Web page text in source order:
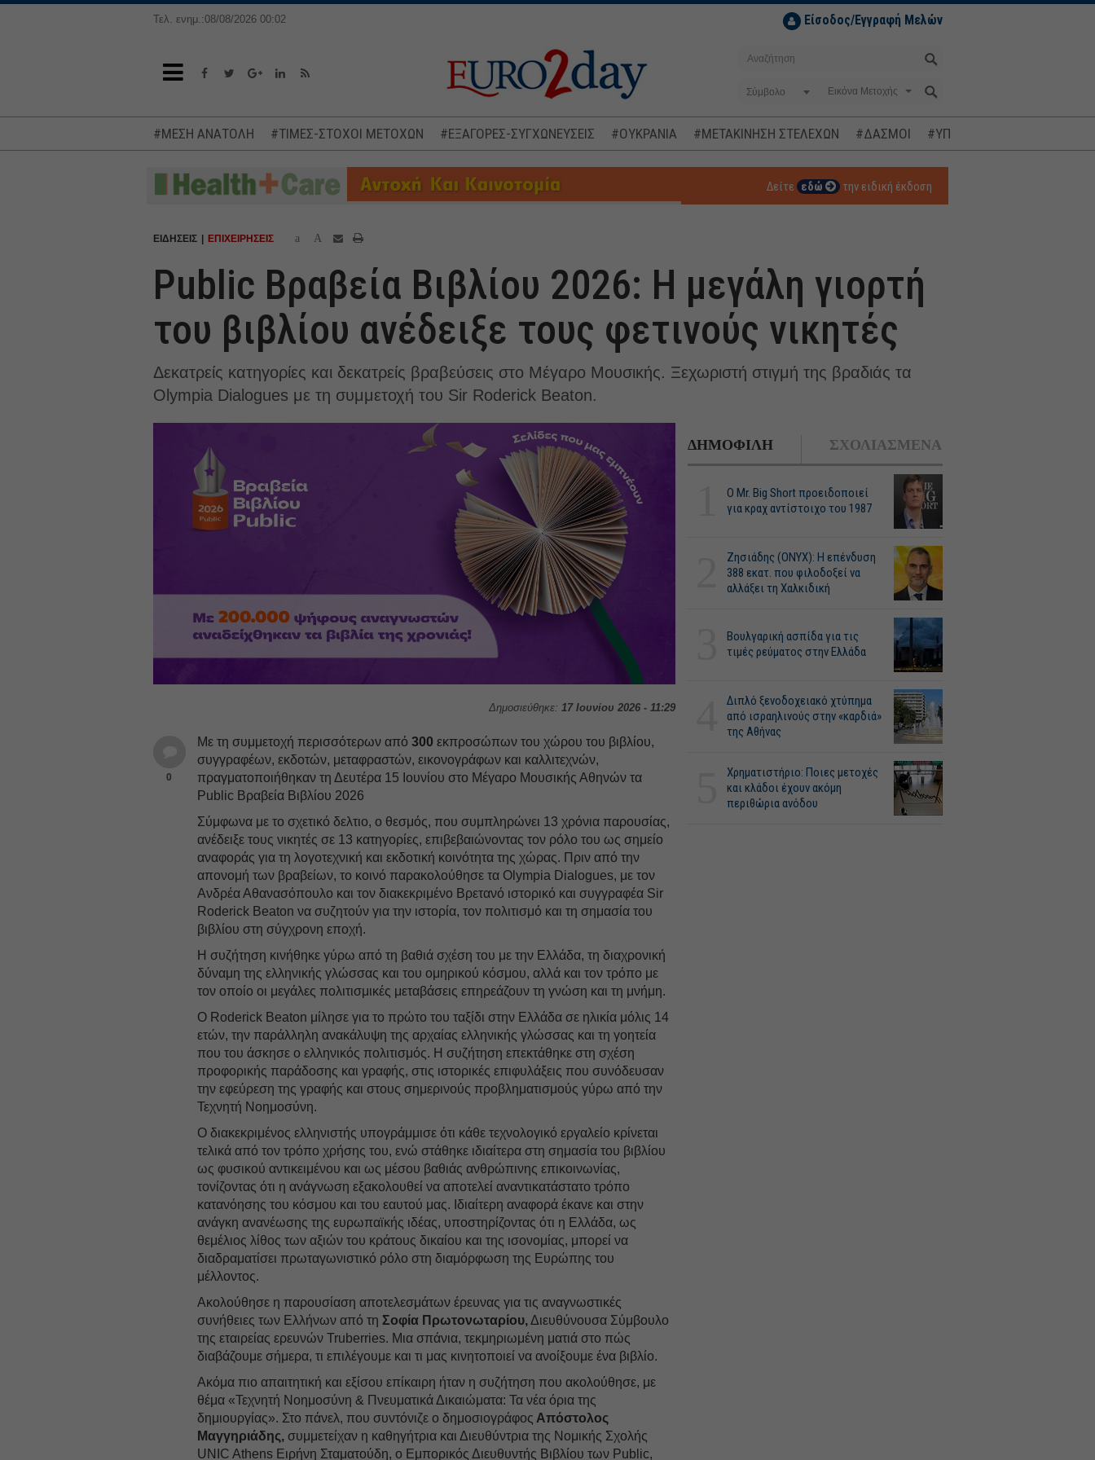
Τελ. ενημ.:08/08/2026 00:02 Είσοδος/Εγγραφή Μελών
Σύμβολο
#ΜΕΣΗ ΑΝΑΤΟΛΗ #ΤΙΜΕΣ-ΣΤΟΧΟΙ ΜΕΤΟΧΩΝ #ΕΞΑΓΟΡΕΣ-ΣΥΓΧΩΝΕΥΣΕΙΣ #ΟΥΚΡΑΝΙΑ #ΜΕΤΑΚΙΝΗΣΗ ΣΤΕΛΕΧΩΝ #ΔΑΣΜΟΙ #ΥΠΟΚΛΟΠΕΣ
Δείτε εδώ την ειδική έκδοση
ΕΙΔΗΣΕΙΣ ΕΠΙΧΕΙΡΗΣΕΙΣ a A
Public Βραβεία Βιβλίου 2026: Η μεγάλη γιορτή
του βιβλίου ανέδειξε τους φετινούς νικητές
Δεκατρείς κατηγορίες και δεκατρείς βραβεύσεις στο Μέγαρο Μουσικής. Ξεχωριστή στιγμή της βραδιάς τα
Olympia Dialogues με τη συμμετοχή του Sir Roderick Beaton.
Δημοσιεύθηκε: 17 Ιουνίου 2026 - 11:29
0
Με τη συμμετοχή περισσότερων από300 εκπροσώπων του χώρου του βιβλίου,
συγγραφέων, εκδοτών, μεταφραστών, εικονογράφων και καλλιτεχνών,
πραγματοποιήθηκαν τη Δευτέρα 15 Ιουνίου στο Μέγαρο Μουσικής Αθηνών τα
Public Βραβεία Βιβλίου 2026
Σύμφωνα με το σχετικό δελτιο, ο θεσμός, που συμπληρώνει 13 χρόνια παρουσίας,
ανέδειξε τους νικητές σε 13 κατηγορίες, επιβεβαιώνοντας τον ρόλο του ως σημείο
αναφοράς για τη λογοτεχνική και εκδοτική κοινότητα της χώρας. Πριν από την
απονομή των βραβείων, το κοινό παρακολούθησε τα Olympia Dialogues, με τον
Ανδρέα Αθανασόπουλο και τον διακεκριμένο Βρετανό ιστορικό και συγγραφέα Sir
Roderick Beaton να συζητούν για την ιστορία, τον πολιτισμό και τη σημασία του
βιβλίου στη σύγχρονη εποχή.
Η συζήτηση κινήθηκε γύρω από τη βαθιά σχέση του με την Ελλάδα, τη διαχρονική
δύναμη της ελληνικής γλώσσας και του ομηρικού κόσμου, αλλά και τον τρόπο με
τον οποίο οι μεγάλες πολιτισμικές μεταβάσεις επηρεάζουν τη γνώση και τη μνήμη.
Ο Roderick Beaton μίλησε για το πρώτο του ταξίδι στην Ελλάδα σε ηλικία μόλις 14
ετών, την παράλληλη ανακάλυψη της αρχαίας ελληνικής γλώσσας και τη γοητεία
που του άσκησε ο ελληνικός πολιτισμός. Η συζήτηση επεκτάθηκε στη σχέση
προφορικής παράδοσης και γραφής, στις ιστορικές επιφυλάξεις που συνόδευσαν
την εφεύρεση της γραφής και στους σημερινούς προβληματισμούς γύρω από την
Τεχνητή Νοημοσύνη.
Ο διακεκριμένος ελληνιστής υπογράμμισε ότι κάθε τεχνολογικό εργαλείο κρίνεται
τελικά από τον τρόπο χρήσης του, ενώ στάθηκε ιδιαίτερα στη σημασία του βιβλίου
ως φυσικού αντικειμένου και ως μέσου βαθιάς ανθρώπινης επικοινωνίας,
τονίζοντας ότι η ανάγνωση εξακολουθεί να αποτελεί αναντικατάστατο τρόπο
κατανόησης του κόσμου και του εαυτού μας. Ιδιαίτερη αναφορά έκανε και στην
ανάγκη ανανέωσης της ευρωπαϊκής ιδέας, υποστηρίζοντας ότι η Ελλάδα, ως
θεμέλιος λίθος των αξιών του κράτους δικαίου και της ισονομίας, μπορεί να
διαδραματίσει πρωταγωνιστικό ρόλο στη διαμόρφωση της Ευρώπης του
μέλλοντος.
Ακολούθησε η παρουσίαση αποτελεσμάτων έρευνας για τις αναγνωστικές
συνήθειες των Ελλήνων από τη Σοφία Πρωτονωταρίου,Διευθύνουσα Σύμβουλο
της εταιρείας ερευνών Truberries. Μια σπάνια, τεκμηριωμένη ματιά στο πώς
διαβάζουμε σήμερα, τι επιλέγουμε και τι μας κινητοποιεί να ανοίξουμε ένα βιβλίο.
Ακόμα πιο απαιτητική και εξίσου επίκαιρη ήταν η συζήτηση που ακολούθησε, με
θέμα «Τεχνητή Νοημοσύνη & Πνευματικά Δικαιώματα: Τα νέα όρια της
δημιουργίας». Στο πάνελ, που συντόνιζε ο δημοσιογράφος Απόστολος
Μαγγηριάδης, συμμετείχαν η καθηγήτρια και Διευθύντρια της Νομικής Σχολής
UNIC Athens Ειρήνη Σταματούδη, ο Εμπορικός Διευθυντής Βιβλίου των Public,
ΔΗΜΟΦΙΛΗ ΣΧΟΛΙΑΣΜΕΝΑ
O Mr. Big Short προειδοποιεί
για κραχ αντίστοιχο του 1987
Ζησιάδης (ONYX): Η επένδυση
388 εκατ. που φιλοδοξεί να
αλλάξει τη Χαλκιδική
Βουλγαρική ασπίδα για τις
τιμές ρεύματος στην Ελλάδα
Διπλό ξενοδοχειακό χτύπημα
από ισραηλινούς στην «καρδιά»
της Αθήνας
Χρηματιστήριο: Ποιες μετοχές
και κλάδοι έχουν ακόμη
περιθώρια ανόδου